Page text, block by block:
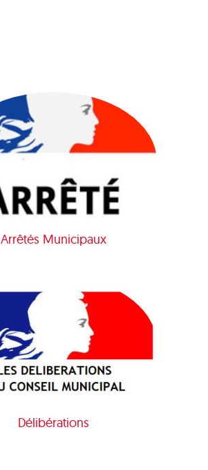
Arrêtés Municipaux
Délibérations